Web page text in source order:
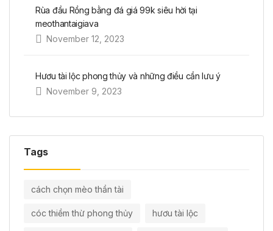
Rùa đầu Rồng bằng đá giá 99k siêu hời tại
meothantaigiava
November 12, 2023
Hươu tài lộc phong thủy và những điều cần lưu ý
November 9, 2023
Tags
cách chọn mèo thần tài
cóc thiềm thừ phong thủy hươu tài lộc